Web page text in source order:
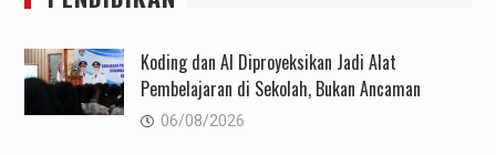
Koding dan AI Diproyeksikan Jadi Alat
Pembelajaran di Sekolah, Bukan Ancaman
06/08/2026